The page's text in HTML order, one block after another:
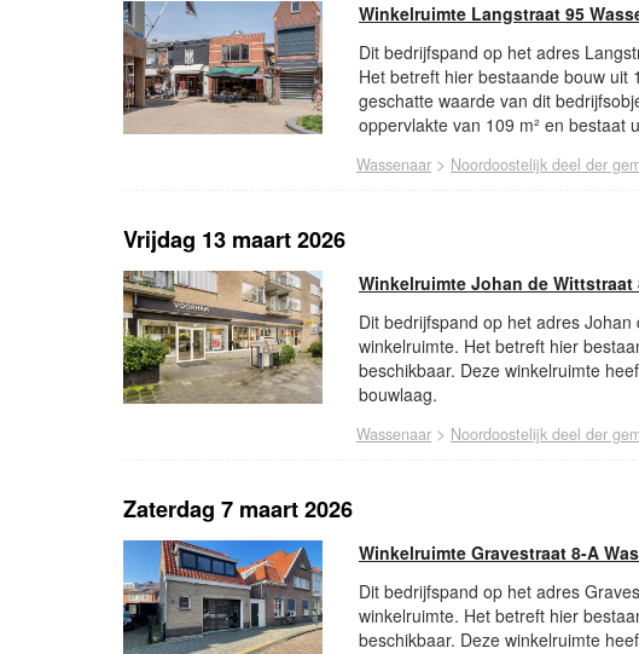
Winkelruimte Langstraat 95
Dit bedrijfspand op het adres
Het betreft hier bestaande bouw uit
geschatte waarde van dit
oppervlakte van 109 m² en bestaat
Wassenaar > Noordoostelijk deel der
Vrijdag 13 maart 2026
Winkelruimte Johan de Wittstraat
Dit bedrijfspand op het adres
winkelruimte. Het betreft hier
beschikbaar. Deze winkelruimte
bouwlaag.
Wassenaar > Noordoostelijk deel der
Zaterdag 7 maart 2026
Winkelruimte Gravestraat 8-A
Dit bedrijfspand op het adres
winkelruimte. Het betreft hier
beschikbaar. Deze winkelruimte